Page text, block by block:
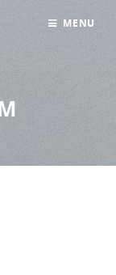
MENU